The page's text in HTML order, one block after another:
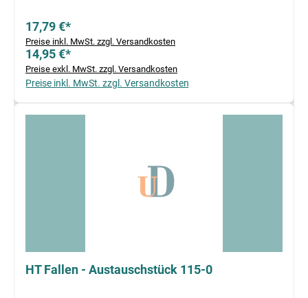
17,79 €*
Preise inkl. MwSt. zzgl. Versandkosten
14,95 €*
Preise exkl. MwSt. zzgl. Versandkosten
Preise inkl. MwSt. zzgl. Versandkosten
HT Fallen - Austauschstück 115-0